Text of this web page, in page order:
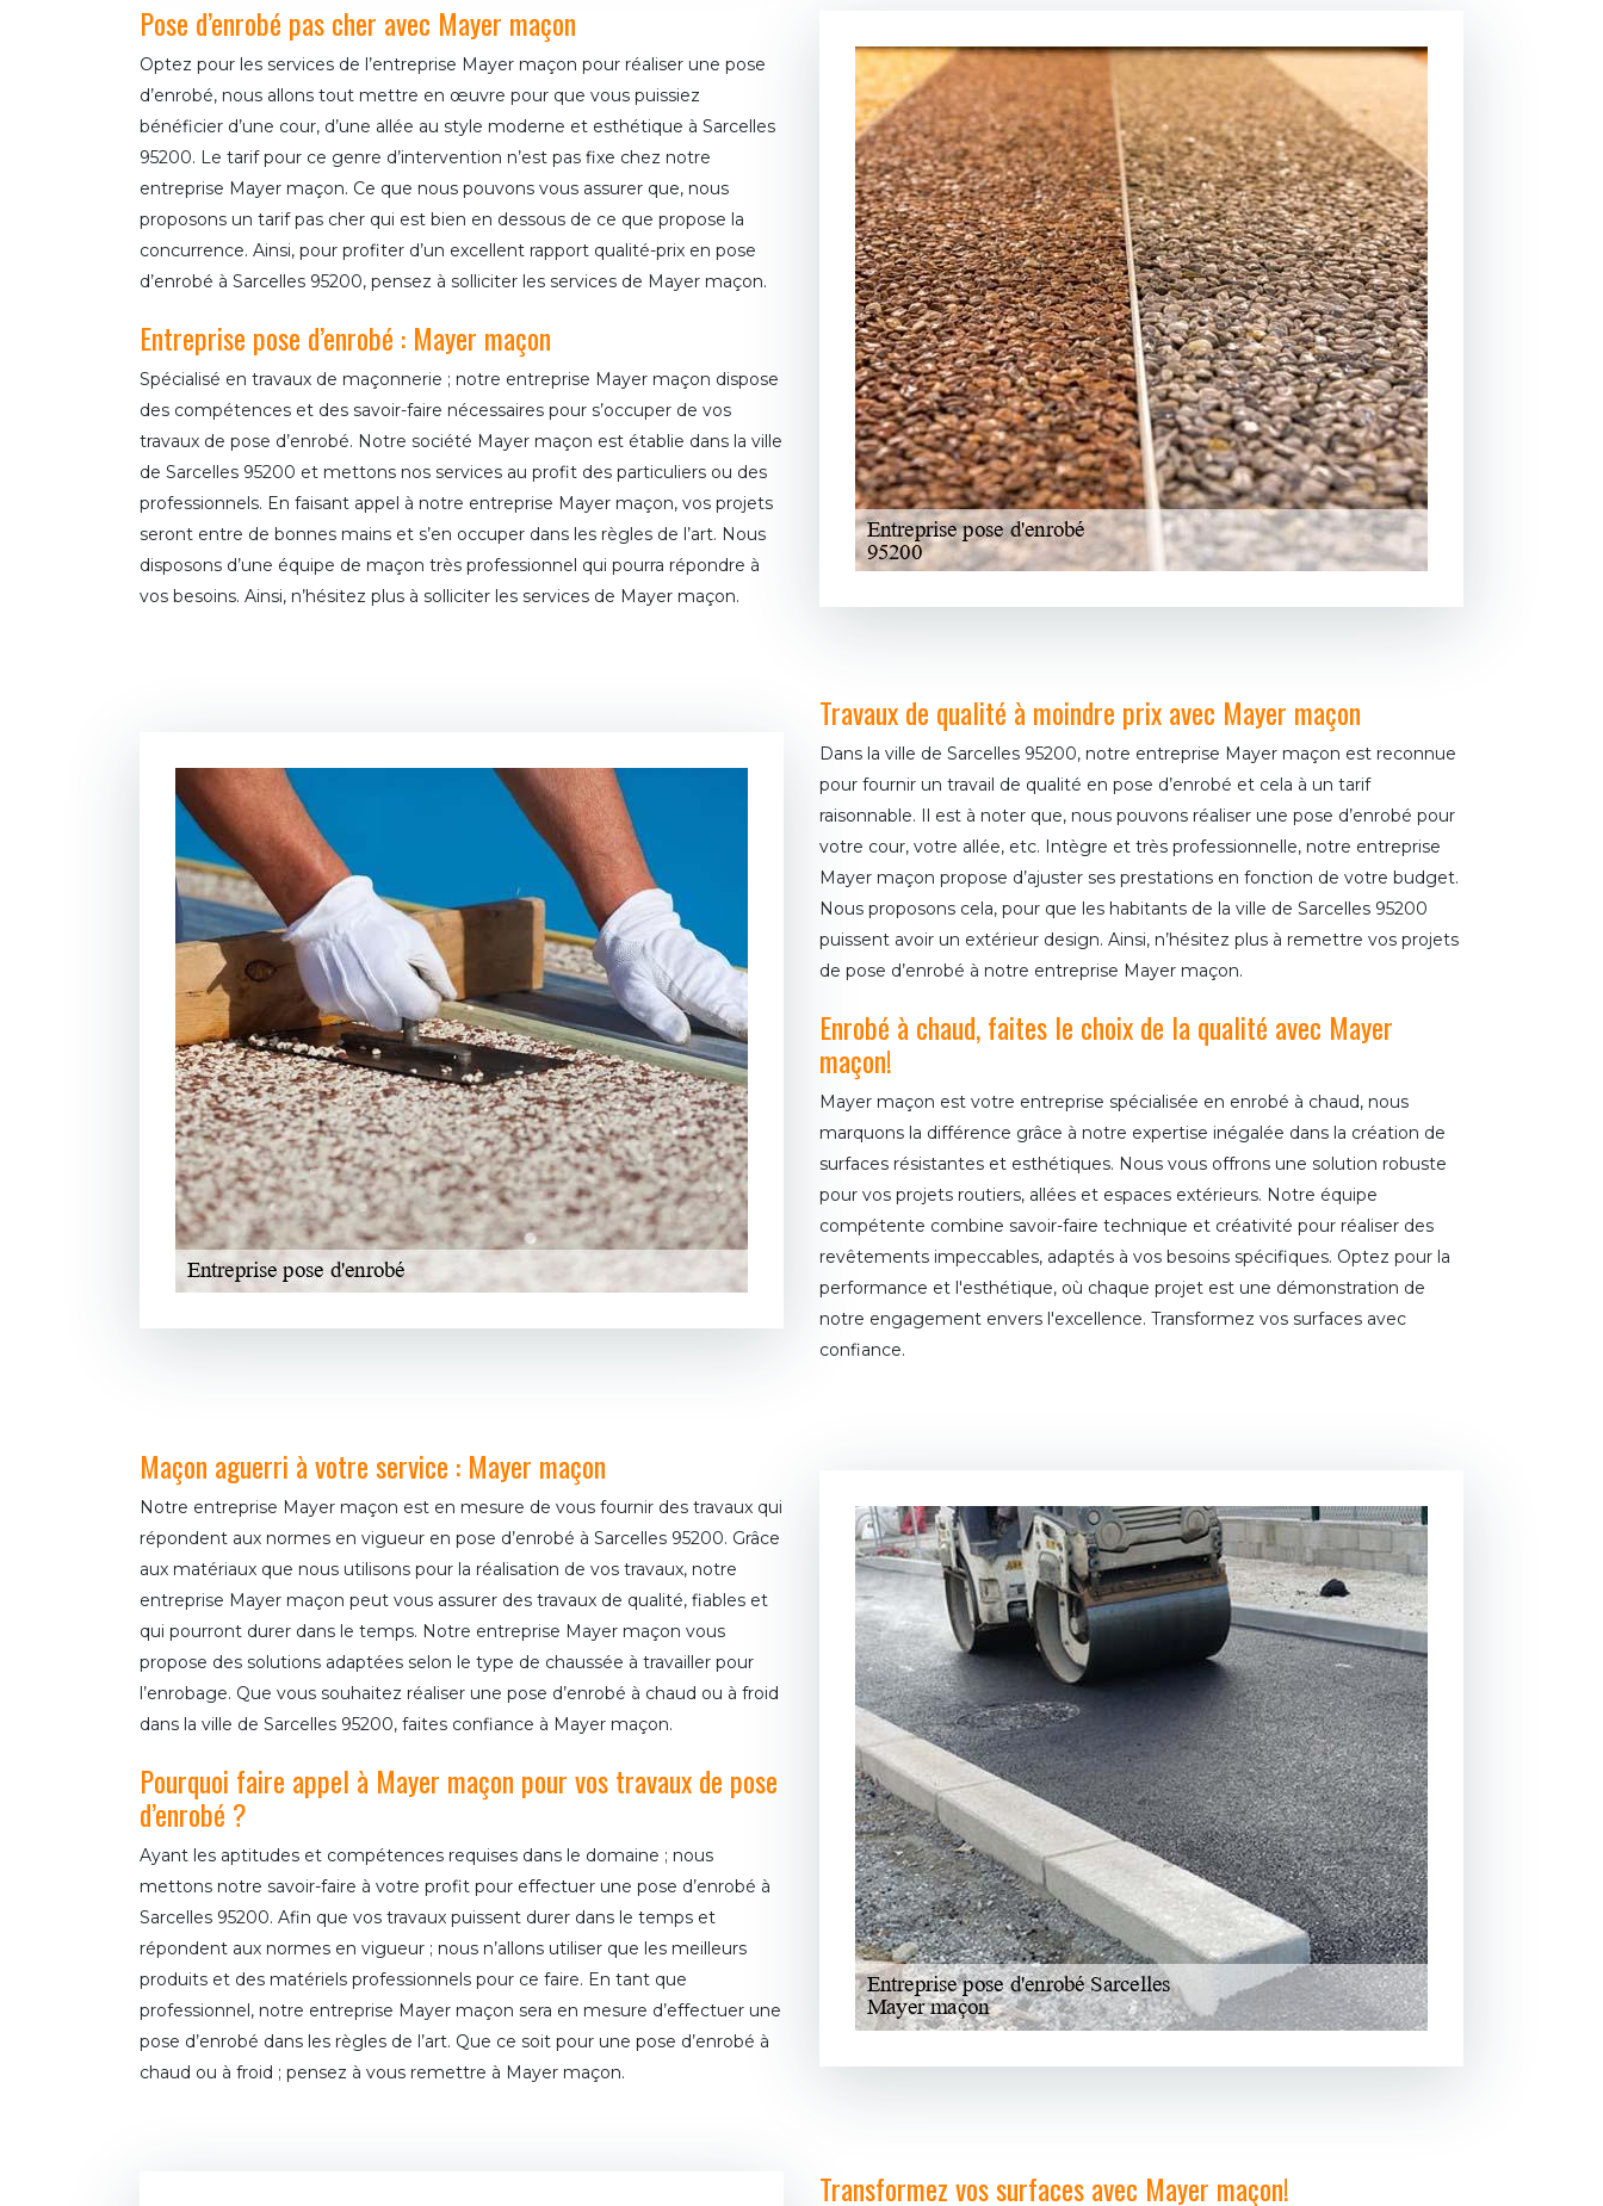
Pose d’enrobé pas cher avec Mayer maçon
Optez pour les services de l’entreprise Mayer maçon pour réaliser une pose
d’enrobé, nous allons tout mettre en œuvre pour que vous puissiez
bénéficier d’une cour, d’une allée au style moderne et esthétique à Sarcelles
95200. Le tarif pour ce genre d’intervention n’est pas fixe chez notre
entreprise Mayer maçon. Ce que nous pouvons vous assurer que, nous
proposons un tarif pas cher qui est bien en dessous de ce que propose la
concurrence. Ainsi, pour profiter d’un excellent rapport qualité-prix en pose
d’enrobé à Sarcelles 95200, pensez à solliciter les services de Mayer maçon.
Entreprise pose d’enrobé : Mayer maçon
Spécialisé en travaux de maçonnerie ; notre entreprise Mayer maçon dispose
des compétences et des savoir-faire nécessaires pour s’occuper de vos
travaux de pose d’enrobé. Notre société Mayer maçon est établie dans la ville
de Sarcelles 95200 et mettons nos services au profit des particuliers ou des
professionnels. En faisant appel à notre entreprise Mayer maçon, vos projets
seront entre de bonnes mains et s’en occuper dans les règles de l’art. Nous
disposons d’une équipe de maçon très professionnel qui pourra répondre à
vos besoins. Ainsi, n’hésitez plus à solliciter les services de Mayer maçon.
Travaux de qualité à moindre prix avec Mayer maçon
Dans la ville de Sarcelles 95200, notre entreprise Mayer maçon est reconnue
pour fournir un travail de qualité en pose d’enrobé et cela à un tarif
raisonnable. Il est à noter que, nous pouvons réaliser une pose d’enrobé pour
votre cour, votre allée, etc. Intègre et très professionnelle, notre entreprise
Mayer maçon propose d’ajuster ses prestations en fonction de votre budget.
Nous proposons cela, pour que les habitants de la ville de Sarcelles 95200
puissent avoir un extérieur design. Ainsi, n’hésitez plus à remettre vos projets
de pose d’enrobé à notre entreprise Mayer maçon.
Enrobé à chaud, faites le choix de la qualité avec Mayer
maçon!
Mayer maçon est votre entreprise spécialisée en enrobé à chaud, nous
marquons la différence grâce à notre expertise inégalée dans la création de
surfaces résistantes et esthétiques. Nous vous offrons une solution robuste
pour vos projets routiers, allées et espaces extérieurs. Notre équipe
compétente combine savoir-faire technique et créativité pour réaliser des
revêtements impeccables, adaptés à vos besoins spécifiques. Optez pour la
performance et l'esthétique, où chaque projet est une démonstration de
notre engagement envers l'excellence. Transformez vos surfaces avec
confiance.
Maçon aguerri à votre service : Mayer maçon
Notre entreprise Mayer maçon est en mesure de vous fournir des travaux qui
répondent aux normes en vigueur en pose d’enrobé à Sarcelles 95200. Grâce
aux matériaux que nous utilisons pour la réalisation de vos travaux, notre
entreprise Mayer maçon peut vous assurer des travaux de qualité, fiables et
qui pourront durer dans le temps. Notre entreprise Mayer maçon vous
propose des solutions adaptées selon le type de chaussée à travailler pour
l’enrobage. Que vous souhaitez réaliser une pose d’enrobé à chaud ou à froid
dans la ville de Sarcelles 95200, faites confiance à Mayer maçon.
Pourquoi faire appel à Mayer maçon pour vos travaux de pose
d’enrobé ?
Ayant les aptitudes et compétences requises dans le domaine ; nous
mettons notre savoir-faire à votre profit pour effectuer une pose d’enrobé à
Sarcelles 95200. Afin que vos travaux puissent durer dans le temps et
répondent aux normes en vigueur ; nous n’allons utiliser que les meilleurs
produits et des matériels professionnels pour ce faire. En tant que
professionnel, notre entreprise Mayer maçon sera en mesure d’effectuer une
pose d’enrobé dans les règles de l’art. Que ce soit pour une pose d’enrobé à
chaud ou à froid ; pensez à vous remettre à Mayer maçon.
Transformez vos surfaces avec Mayer maçon!